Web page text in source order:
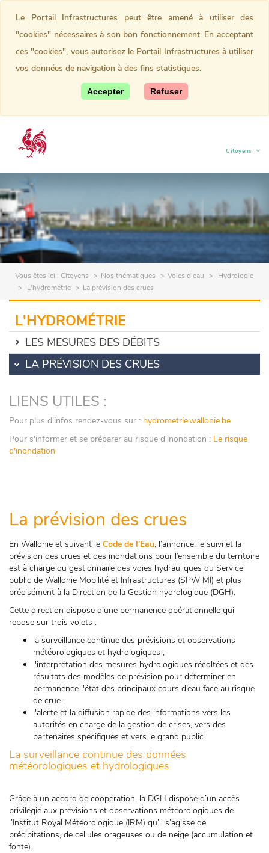
Citoyens
(current)
Vous êtes ici : Citoyens Nos thématiques Voies d'eau
Hydrologie
L'hydrométrie
La prévision des crues
L'HYDROMÉTRIE
LES MESURES DES DÉBITS
LA PRÉVISION DES CRUES
LIENS UTILES :
Pour plus d'infos rendez-vous sur : hydrometrie.wallonie.be
Pour s'informer et se préparer au risque d'inondation : Le risque
d'inondation
La prévision des crues
En Wallonie et suivant le Code de l’Eau, l’annonce, le suivi et la
prévision des crues et des inondations pour l’ensemble du territoire
est à charge du gestionnaire des voies hydrauliques du Service
public de Wallonie Mobilité et Infrastructures (SPW MI) et plus
précisément à la Direction de la Gestion hydrologique (DGH).
Cette direction dispose d’une permanence opérationnelle qui
repose sur trois volets :
la surveillance continue des prévisions et observations
météorologiques et hydrologiques ;
l'interprétation des mesures hydrologiques récoltées et des
résultats des modèles de prévision pour déterminer en
permanence l'état des principaux cours d’eau face au risque
de crue ;
l'alerte et la diffusion rapide des informations vers les
autorités en charge de la gestion de crises, vers des
partenaires spécifiques et vers le grand public.
La surveillance continue des données
météorologiques et hydrologiques
Grâce à un accord de coopération, la DGH dispose d’un accès
privilégié aux prévisions et observations météorologiques de
l’Institut Royal Météorologique (IRM) qu’il s’agisse de
précipitations, de cellules orageuses ou de neige (accumulation et
fonte).
Le Portail Infrastructures peut être amené à utiliser des
"cookies" nécessaires à son bon fonctionnement. En acceptant
ces "cookies", vous autorisez le Portail Infrastructures à utiliser
vos données de navigation à des fins statistiques.
Accepter Refuser